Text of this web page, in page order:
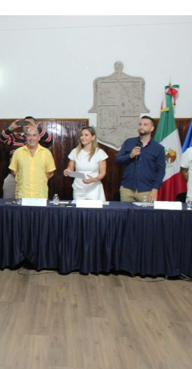
Con Nuevos Cargos Y Objetivos
Desaparecido En Puerto Vallarta
De Las Descargas Residuales Al Mar
Por Incendios Históricos
Vallarta; Será Financiado Por Privados
¿para Quiénes Aplica Y Cómo
Una Pipa En Tlaquepaque (VIDEO)
Transformación A Puerto Vallarta Y
El Salado Por Su 26 Aniversario
Awards 2026 En Ciudad De México
Vallarta Para Emprendedores Y
Del PAN Vallarta Para El 2027
Del Centro De Puerto Vallarta
Del Personal De Servicios Eficientes
Y Ambiente Caluroso
La Comunidad LGBT+ En Puerto Vallarta
Verde” En La Colonia Primero De Mayo
718 Toneladas De Ayuda Humanitaria